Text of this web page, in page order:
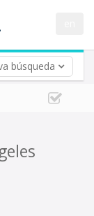
búsqueda